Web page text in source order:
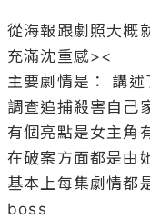
從海報跟劇照大概
充滿沈重感><
主要劇情是： 講
調查追捕殺害自己
有個亮點是女主角
在破案方面都是由
基本上每集劇情都
boss